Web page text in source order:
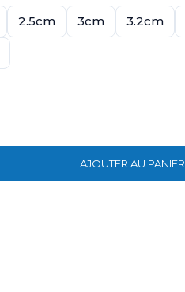
2.5cm 3cm 3.2cm
AJOUTER AU PANIER